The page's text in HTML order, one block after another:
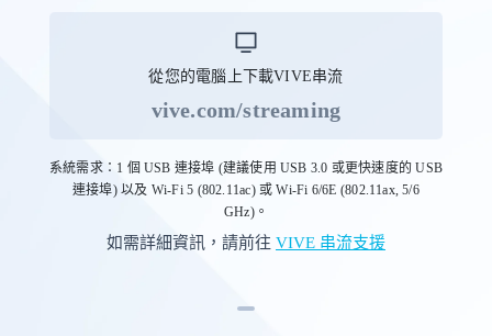
從您的電腦上下載VIVE串流
vive.com/streaming
系統需求：1 個 USB 連接埠 (建議使用 USB 3.0 或更快速度的 USB
連接埠) 以及 Wi-Fi 5 (802.11ac) 或 Wi-Fi 6/6E (802.11ax, 5/6
GHz)。
如需詳細資訊，請前往 VIVE 串流支援